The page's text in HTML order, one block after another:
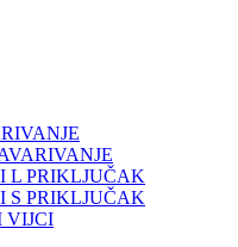
L PRIKLJUČAK
S PRIKLJUČAK
VIJCI